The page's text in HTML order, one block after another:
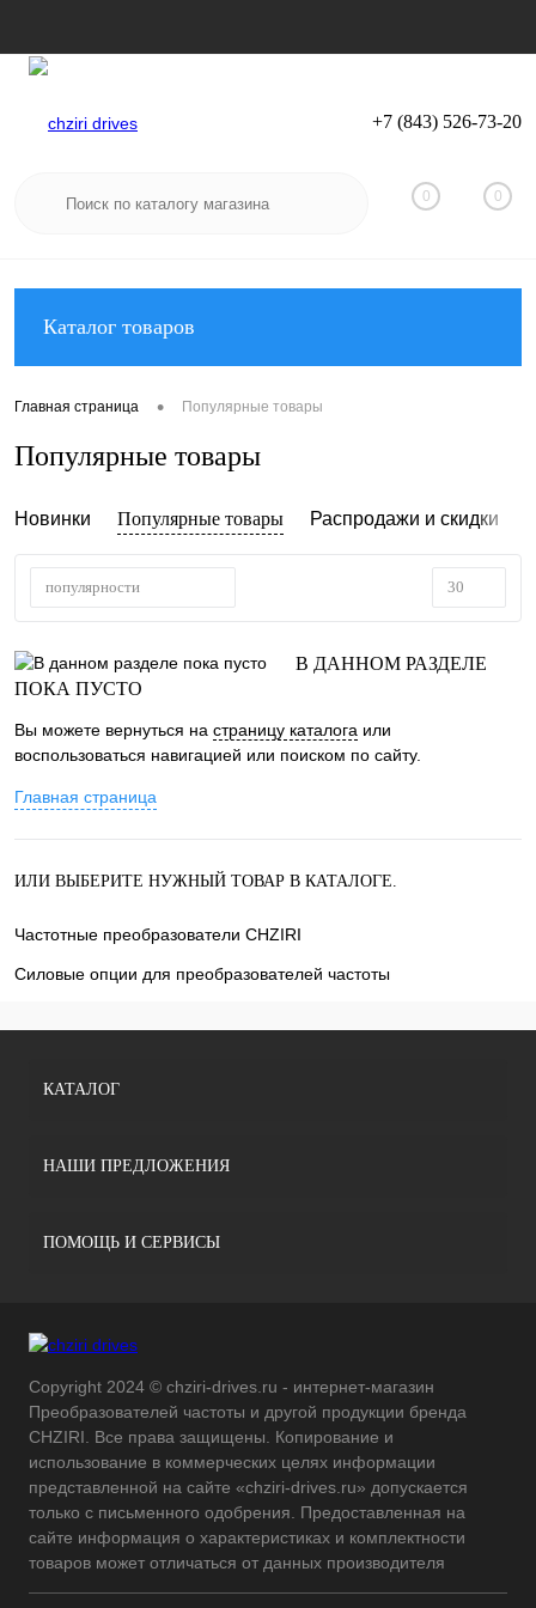
Вход Регистрация
+7 (843) 526-73-20
0 0
Каталог товаров
Главная страница • Популярные товары
Популярные товары
Новинки Популярные товары Распродажи и скидки
популярности 30
В ДАННОМ РАЗДЕЛЕ
ПОКА ПУСТО
Вы можете вернуться на страницу каталога или
воспользоваться навигацией или поиском по сайту.
Главная страница
ИЛИ ВЫБЕРИТЕ НУЖНЫЙ ТОВАР В КАТАЛОГЕ.
Частотные преобразователи CHZIRI
Силовые опции для преобразователей частоты
КАТАЛОГ
НАШИ ПРЕДЛОЖЕНИЯ
ПОМОЩЬ И СЕРВИСЫ
Copyright 2024 © chziri-drives.ru - интернет-магазин
Преобразователей частоты и другой продукции бренда
CHZIRI. Все права защищены. Копирование и
использование в коммерческих целях информации
представленной на сайте «chziri-drives.ru» допускается
только с письменного одобрения. Предоставленная на
сайте информация о характеристиках и комплектности
товаров может отличаться от данных производителя